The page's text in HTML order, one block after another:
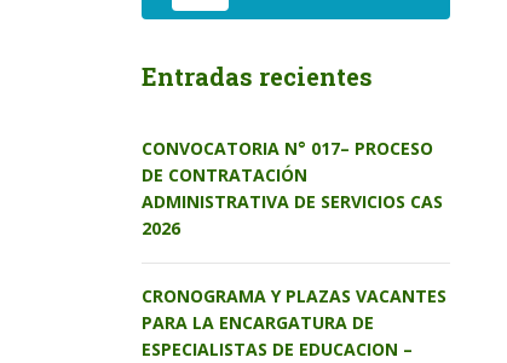
Entradas recientes
CONVOCATORIA N° 017– PROCESO
DE CONTRATACIÓN
ADMINISTRATIVA DE SERVICIOS CAS
2026
CRONOGRAMA Y PLAZAS VACANTES
PARA LA ENCARGATURA DE
ESPECIALISTAS DE EDUCACION –